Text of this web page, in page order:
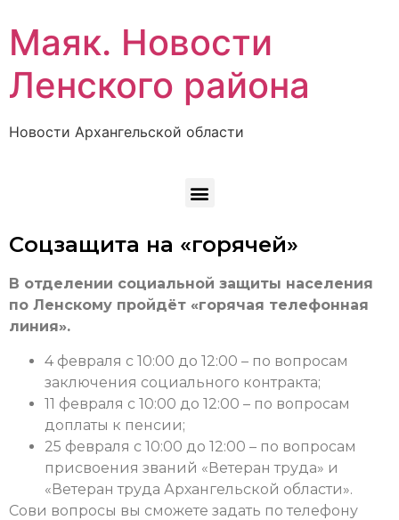
Маяк. Новости
Ленского района
Новости Архангельской области
Соцзащита на «горячей»
В отделении социальной защиты населения
по Ленскому пройдёт «горячая телефонная
линия».
4 февраля с 10:00 до 12:00 – по вопросам
заключения социального контракта;
11 февраля с 10:00 до 12:00 – по вопросам
доплаты к пенсии;
25 февраля с 10:00 до 12:00 – по вопросам
присвоения званий «Ветеран труда» и
«Ветеран труда Архангельской области».
Сови вопросы вы сможете задать по телефону